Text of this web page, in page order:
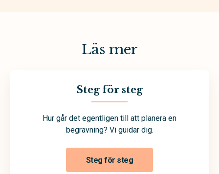
Läs mer
Steg för steg
Hur går det egentligen till att planera en
begravning? Vi guidar dig.
Steg för steg